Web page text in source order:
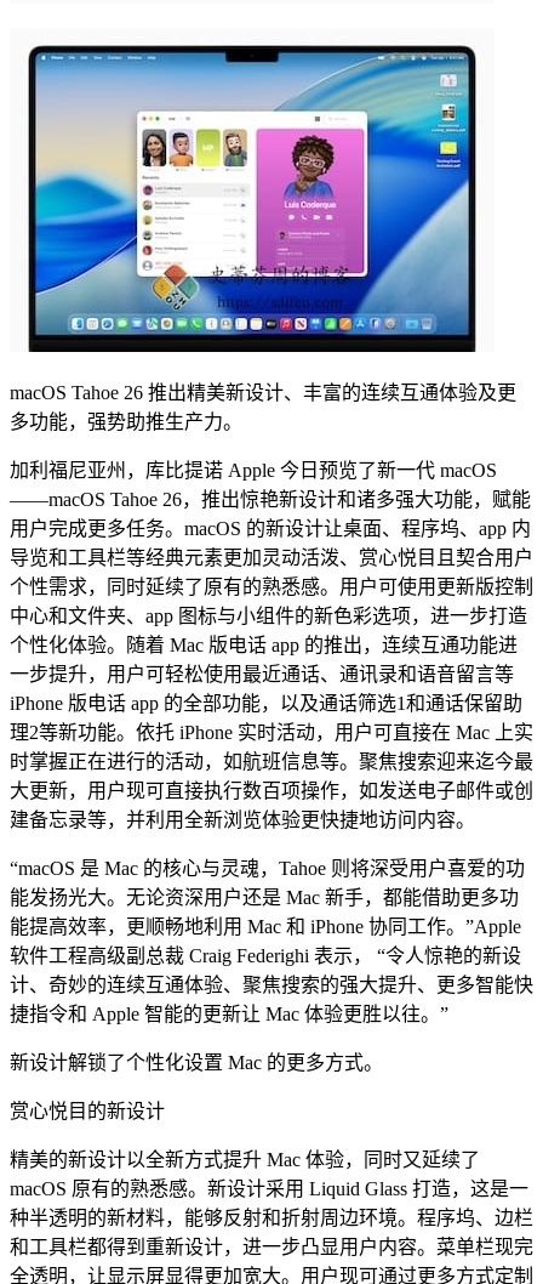
macOS Tahoe 26 推出精美新设计、丰富的连续互通体验及更
多功能，强势助推生产力。
加利福尼亚州，库比提诺 Apple 今日预览了新一代 macOS
——macOS Tahoe 26，推出惊艳新设计和诸多强大功能，赋能
用户完成更多任务。macOS 的新设计让桌面、程序坞、app 内
导览和工具栏等经典元素更加灵动活泼、赏心悦目且契合用户
个性需求，同时延续了原有的熟悉感。用户可使用更新版控制
中心和文件夹、app 图标与小组件的新色彩选项，进一步打造
个性化体验。随着 Mac 版电话 app 的推出，连续互通功能进
一步提升，用户可轻松使用最近通话、通讯录和语音留言等
iPhone 版电话 app 的全部功能，以及通话筛选1和通话保留助
理2等新功能。依托 iPhone 实时活动，用户可直接在 Mac 上实
时掌握正在进行的活动，如航班信息等。聚焦搜索迎来迄今最
大更新，用户现可直接执行数百项操作，如发送电子邮件或创
建备忘录等，并利用全新浏览体验更快捷地访问内容。
“macOS 是 Mac 的核心与灵魂，Tahoe 则将深受用户喜爱的功
能发扬光大。无论资深用户还是 Mac 新手，都能借助更多功
能提高效率，更顺畅地利用 Mac 和 iPhone 协同工作。”Apple
软件工程高级副总裁 Craig Federighi 表示， “令人惊艳的新设
计、奇妙的连续互通体验、聚焦搜索的强大提升、更多智能快
捷指令和 Apple 智能的更新让 Mac 体验更胜以往。”
新设计解锁了个性化设置 Mac 的更多方式。
赏心悦目的新设计
精美的新设计以全新方式提升 Mac 体验，同时又延续了
macOS 原有的熟悉感。新设计采用 Liquid Glass 打造，这是一
种半透明的新材料，能够反射和折射周边环境。程序坞、边栏
和工具栏都得到重新设计，进一步凸显用户内容。菜单栏现完
全透明，让显示屏显得更加宽大。用户现可通过更多方式定制